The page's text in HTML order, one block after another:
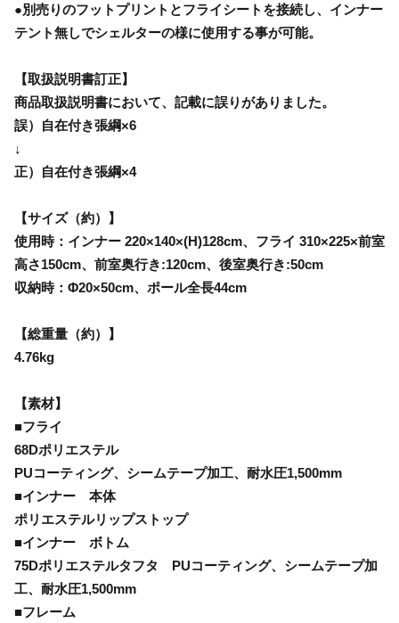
●別売りのフットプリントとフライシートを接続し、インナー
テント無しでシェルターの様に使用する事が可能。
【取扱説明書訂正】
商品取扱説明書において、記載に誤りがありました。
誤）自在付き張綱×6
↓
正）自在付き張綱×4
【サイズ（約）】
使用時：インナー 220×140×(H)128cm、フライ 310×225×前室
高さ150cm、前室奥行き:120cm、後室奥行き:50cm
収納時：Φ20×50cm、ポール全長44cm
【総重量（約）】
4.76kg
【素材】
■フライ
68Dポリエステル
PUコーティング、シームテープ加工、耐水圧1,500mm
■インナー 本体
ポリエステルリップストップ
■インナー ボトム
75Dポリエステルタフタ PUコーティング、シームテープ加
工、耐水圧1,500mm
■フレーム